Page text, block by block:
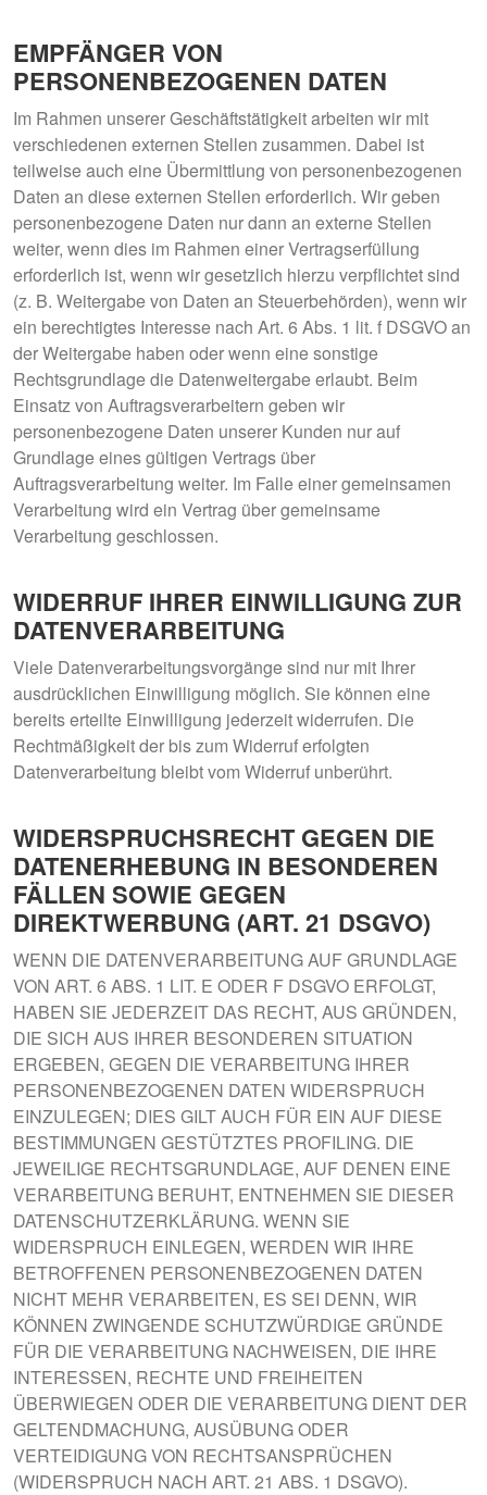
EMPFÄNGER VON
PERSONENBEZOGENEN DATEN
Im Rahmen unserer Geschäftstätigkeit arbeiten wir mit
verschiedenen externen Stellen zusammen. Dabei ist
teilweise auch eine Übermittlung von personenbezogenen
Daten an diese externen Stellen erforderlich. Wir geben
personenbezogene Daten nur dann an externe Stellen
weiter, wenn dies im Rahmen einer Vertragserfüllung
erforderlich ist, wenn wir gesetzlich hierzu verpflichtet sind
(z. B. Weitergabe von Daten an Steuerbehörden), wenn wir
ein berechtigtes Interesse nach Art. 6 Abs. 1 lit. f DSGVO an
der Weitergabe haben oder wenn eine sonstige
Rechtsgrundlage die Datenweitergabe erlaubt. Beim
Einsatz von Auftragsverarbeitern geben wir
personenbezogene Daten unserer Kunden nur auf
Grundlage eines gültigen Vertrags über
Auftragsverarbeitung weiter. Im Falle einer gemeinsamen
Verarbeitung wird ein Vertrag über gemeinsame
Verarbeitung geschlossen.
WIDERRUF IHRER EINWILLIGUNG ZUR
DATENVERARBEITUNG
Viele Datenverarbeitungsvorgänge sind nur mit Ihrer
ausdrücklichen Einwilligung möglich. Sie können eine
bereits erteilte Einwilligung jederzeit widerrufen. Die
Rechtmäßigkeit der bis zum Widerruf erfolgten
Datenverarbeitung bleibt vom Widerruf unberührt.
WIDERSPRUCHSRECHT GEGEN DIE
DATENERHEBUNG IN BESONDEREN
FÄLLEN SOWIE GEGEN
DIREKTWERBUNG (ART. 21 DSGVO)
WENN DIE DATENVERARBEITUNG AUF GRUNDLAGE
VON ART. 6 ABS. 1 LIT. E ODER F DSGVO ERFOLGT,
HABEN SIE JEDERZEIT DAS RECHT, AUS GRÜNDEN,
DIE SICH AUS IHRER BESONDEREN SITUATION
ERGEBEN, GEGEN DIE VERARBEITUNG IHRER
PERSONENBEZOGENEN DATEN WIDERSPRUCH
EINZULEGEN; DIES GILT AUCH FÜR EIN AUF DIESE
BESTIMMUNGEN GESTÜTZTES PROFILING. DIE
JEWEILIGE RECHTSGRUNDLAGE, AUF DENEN EINE
VERARBEITUNG BERUHT, ENTNEHMEN SIE DIESER
DATENSCHUTZERKLÄRUNG. WENN SIE
WIDERSPRUCH EINLEGEN, WERDEN WIR IHRE
BETROFFENEN PERSONENBEZOGENEN DATEN
NICHT MEHR VERARBEITEN, ES SEI DENN, WIR
KÖNNEN ZWINGENDE SCHUTZWÜRDIGE GRÜNDE
FÜR DIE VERARBEITUNG NACHWEISEN, DIE IHRE
INTERESSEN, RECHTE UND FREIHEITEN
ÜBERWIEGEN ODER DIE VERARBEITUNG DIENT DER
GELTENDMACHUNG, AUSÜBUNG ODER
VERTEIDIGUNG VON RECHTSANSPRÜCHEN
(WIDERSPRUCH NACH ART. 21 ABS. 1 DSGVO).